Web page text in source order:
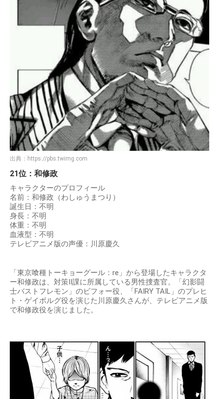
出典： https://pbs.twimg.com
21位：和修政
キャラクターのプロフィール
名前：和修政（わしゅうまつり）
誕生日：不明
身長：不明
体重：不明
血液型：不明
テレビアニメ版の声優：川原慶久
「東京喰種トーキョーグール：re」から登場したキャラクタ
ー和修政は、対策II課に所属している男性捜査官。「幻影闘
士バストフレモン」のビフォー役、「FAIRY TAIL」のプレヒ
ト・ゲイボルグ役を演じた川原慶久さんが、テレビアニメ版
で和修政役を演じました。